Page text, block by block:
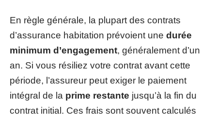
En règle générale, la plupart des contrats
d’assurance habitation prévoient une durée
minimum d’engagement, généralement d’un
an. Si vous résiliez votre contrat avant cette
période, l’assureur peut exiger le paiement
intégral de la prime restante jusqu’à la fin du
contrat initial. Ces frais sont souvent calculés